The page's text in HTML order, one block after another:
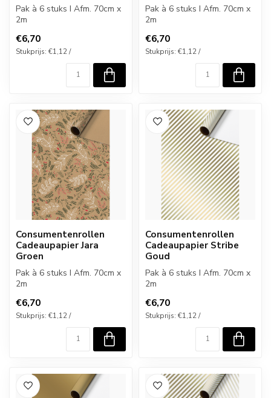
Pak à 6 stuks I Afm. 70cm x
2m
€6,70
Stukprijs: €1,12 /
Pak à 6 stuks I Afm. 70cm x
2m
€6,70
Stukprijs: €1,12 /
Consumentenrollen
Cadeaupapier Jara
Groen
Pak à 6 stuks I Afm. 70cm x
2m
€6,70
Stukprijs: €1,12 /
Consumentenrollen
Cadeaupapier Stribe
Goud
Pak à 6 stuks I Afm. 70cm x
2m
€6,70
Stukprijs: €1,12 /